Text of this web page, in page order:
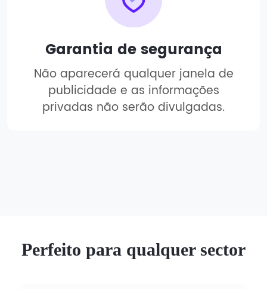
Garantia de segurança
Não aparecerá qualquer janela de
publicidade e as informações
privadas não serão divulgadas.
Perfeito para qualquer sector